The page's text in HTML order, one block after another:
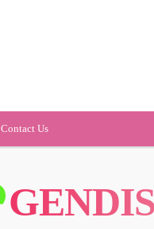
Contact Us
GENDIS